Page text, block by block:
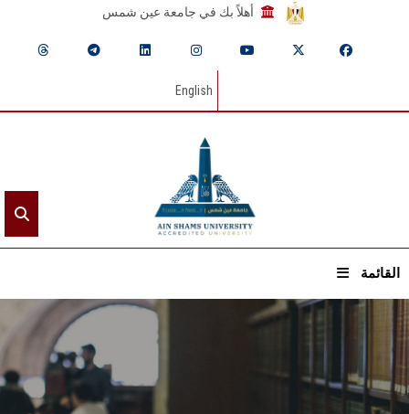
أهلاً بك في جامعة عين شمس
English
القائمة
الرئيسيـة
عن الجامعة